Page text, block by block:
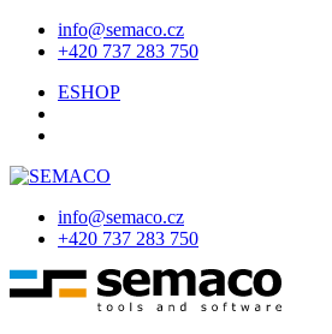
info@semaco.cz
+420 737 283 750
ESHOP
info@semaco.cz
+420 737 283 750